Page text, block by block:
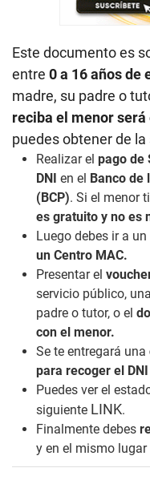
Este documento es
entre 0 a 16 años de
madre, su padre o
reciba el menor
puedes obtener de
Realizar el pago de
DNI en el Banco de
(BCP). Si el menor
es gratuito y no es
Luego debes ir a un
un Centro MAC.
Presentar el
servicio público, una
padre o tutor, o el
con el menor.
Se te entregará una
para recoger el DNI
Puedes ver el
siguiente LINK.
Finalmente debes
y en el mismo